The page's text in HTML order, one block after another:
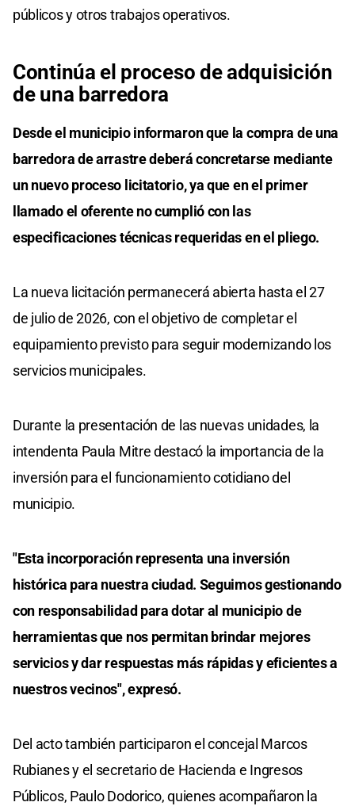
públicos y otros trabajos operativos.
Continúa el proceso de adquisición
de una barredora
Desde el municipio informaron que la compra de una
barredora de arrastre deberá concretarse mediante
un nuevo proceso licitatorio, ya que en el primer
llamado el oferente no cumplió con las
especificaciones técnicas requeridas en el pliego.
La nueva licitación permanecerá abierta hasta el 27
de julio de 2026, con el objetivo de completar el
equipamiento previsto para seguir modernizando los
servicios municipales.
Durante la presentación de las nuevas unidades, la
intendenta Paula Mitre destacó la importancia de la
inversión para el funcionamiento cotidiano del
municipio.
"Esta incorporación representa una inversión
histórica para nuestra ciudad. Seguimos gestionando
con responsabilidad para dotar al municipio de
herramientas que nos permitan brindar mejores
servicios y dar respuestas más rápidas y eficientes a
nuestros vecinos", expresó.
Del acto también participaron el concejal Marcos
Rubianes y el secretario de Hacienda e Ingresos
Públicos, Paulo Dodorico, quienes acompañaron la